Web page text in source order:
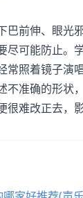
前伸、眼光
尽可能防止。
常照着镜子演
准确的形状
难改正去，